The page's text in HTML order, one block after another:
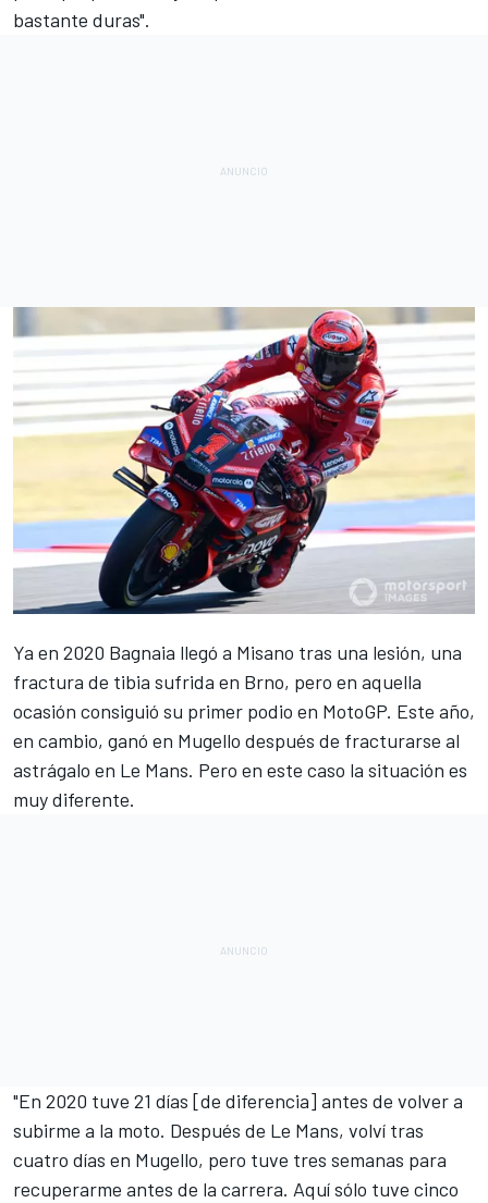
bastante duras".
Ya en 2020 Bagnaia llegó a Misano tras una lesión, una
fractura de tibia sufrida en Brno, pero en aquella
ocasión consiguió su primer podio en MotoGP. Este año,
en cambio, ganó en Mugello después de fracturarse al
astrágalo en Le Mans. Pero en este caso la situación es
muy diferente.
"En 2020 tuve 21 días [de diferencia] antes de volver a
subirme a la moto. Después de Le Mans, volví tras
cuatro días en Mugello, pero tuve tres semanas para
recuperarme antes de la carrera. Aquí sólo tuve cinco